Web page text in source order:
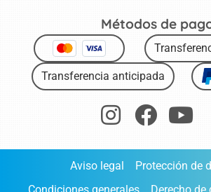
Métodos de
Transferencia anticipada
Aviso legal
Protección de